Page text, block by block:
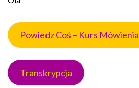
Powiedz Coś – Kurs Mówienia
Transkrypcja